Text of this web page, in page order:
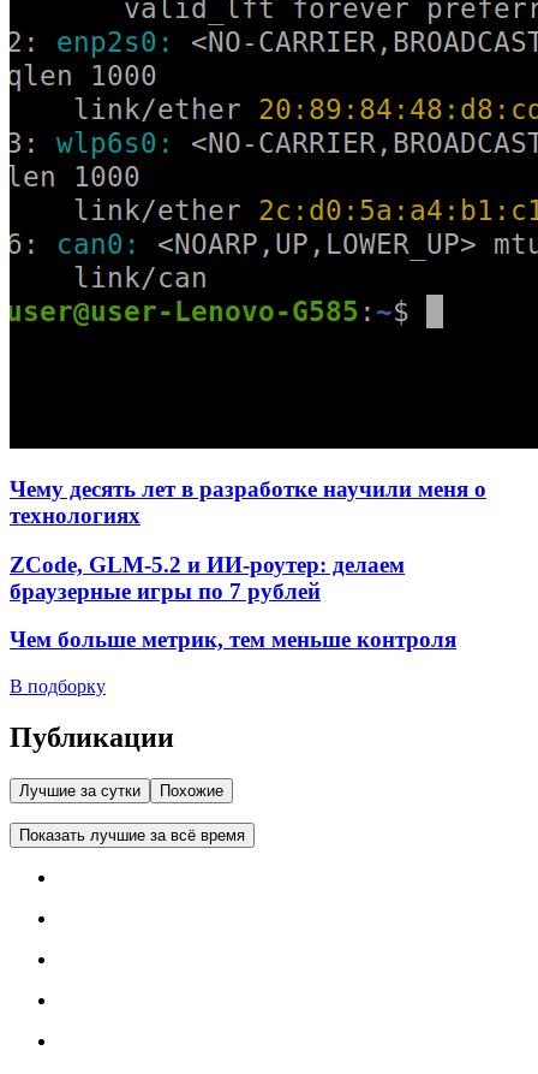
Чему десять лет в разработке научили меня о
технологиях
ZCode, GLM-5.2 и ИИ-роутер: делаем
браузерные игры по 7 рублей
Чем больше метрик, тем меньше контроля
В подборку
Публикации
Лучшие за сутки Похожие
Показать лучшие за всё время